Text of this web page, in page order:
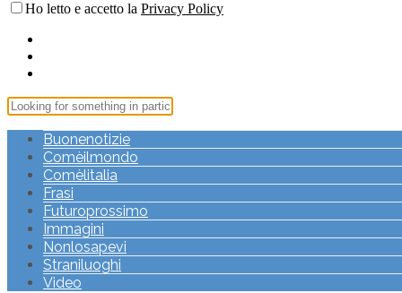
Ho letto e accetto la Privacy Policy
Buonenotizie
Comèilmondo
Comèlitalia
Frasi
Futuroprossimo
Immagini
Nonlosapevi
Straniluoghi
Video